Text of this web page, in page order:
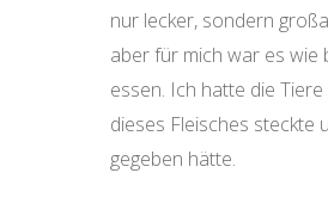
nur lecker, sondern
aber für mich war es wie
essen. Ich hatte die
dieses Fleisches steckte
gegeben hätte.